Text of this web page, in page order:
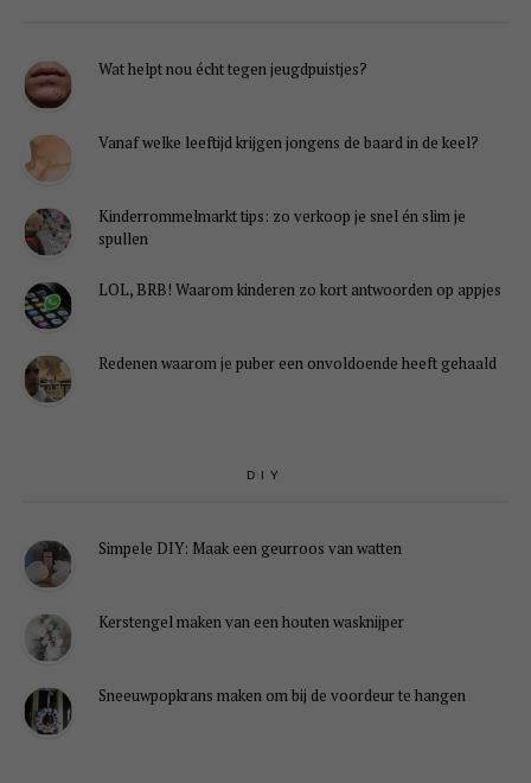
Wat helpt nou écht tegen jeugdpuistjes?
Vanaf welke leeftijd krijgen jongens de baard in de keel?
Kinderrommelmarkt tips: zo verkoop je snel én slim je
spullen
LOL, BRB! Waarom kinderen zo kort antwoorden op appjes
Redenen waarom je puber een onvoldoende heeft gehaald
DIY
Simpele DIY: Maak een geurroos van watten
Kerstengel maken van een houten wasknijper
Sneeuwpopkrans maken om bij de voordeur te hangen